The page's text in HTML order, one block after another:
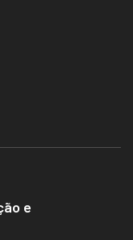
e